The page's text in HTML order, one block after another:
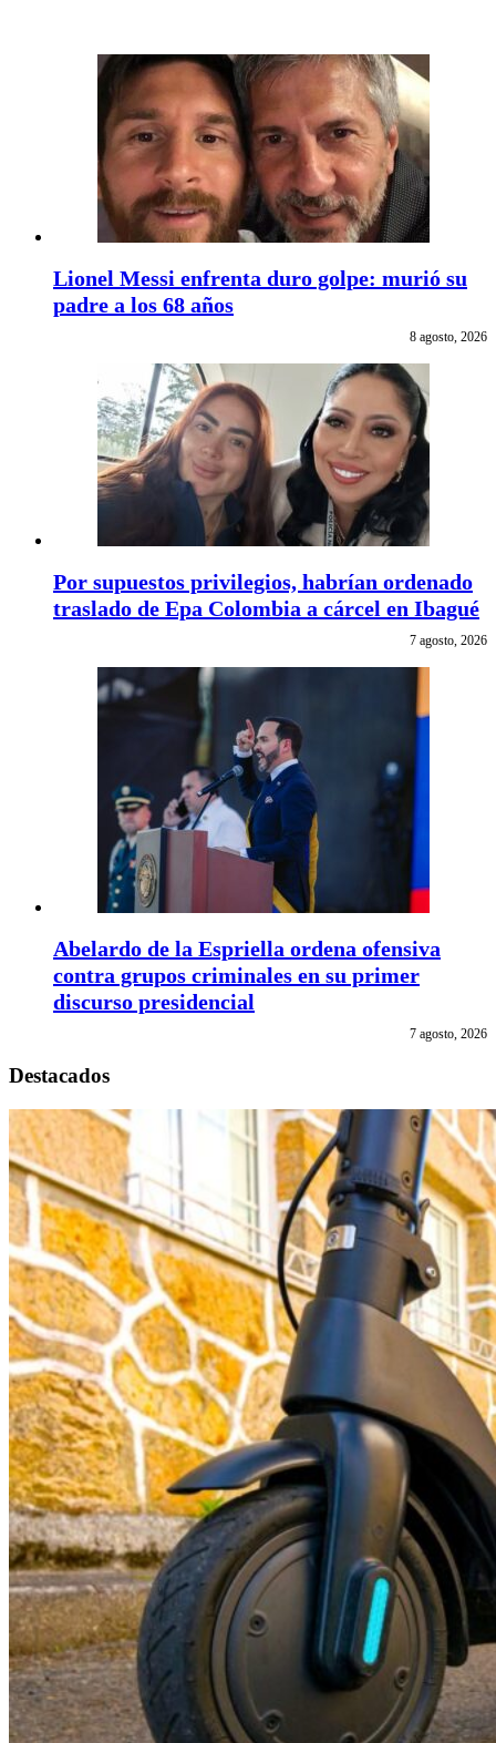
Lionel Messi enfrenta duro golpe: murió su
padre a los 68 años
8 agosto, 2026
Por supuestos privilegios, habrían ordenado
traslado de Epa Colombia a cárcel en Ibagué
7 agosto, 2026
Abelardo de la Espriella ordena ofensiva
contra grupos criminales en su primer
discurso presidencial
7 agosto, 2026
Destacados